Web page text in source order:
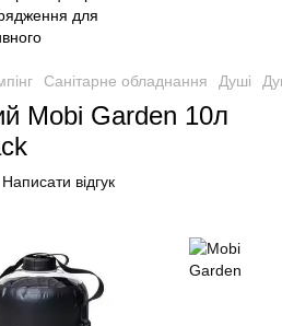
Санітарне обладнання Душі
Mobi Garden 10л
Написати відгук